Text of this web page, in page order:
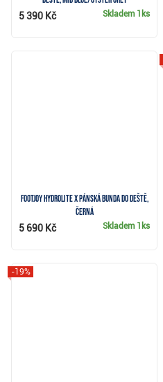
Skladem 1ks
5 390 Kč
FootJoy HydroLite X pánská bunda do deště,
černá
Skladem 1ks
5 690 Kč
-19%